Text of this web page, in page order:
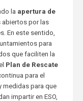
la apertura de
abiertos por las
En este sentido,
para
que faciliten la
Plan de Rescate
para el
medidas para que
impartir en ESO,